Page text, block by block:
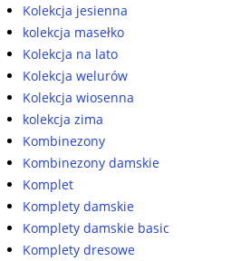
Kolekcja jesienna
kolekcja masełko
Kolekcja na lato
Kolekcja welurów
Kolekcja wiosenna
kolekcja zima
Kombinezony
Kombinezony damskie
Komplet
Komplety damskie
Komplety damskie basic
Komplety dresowe